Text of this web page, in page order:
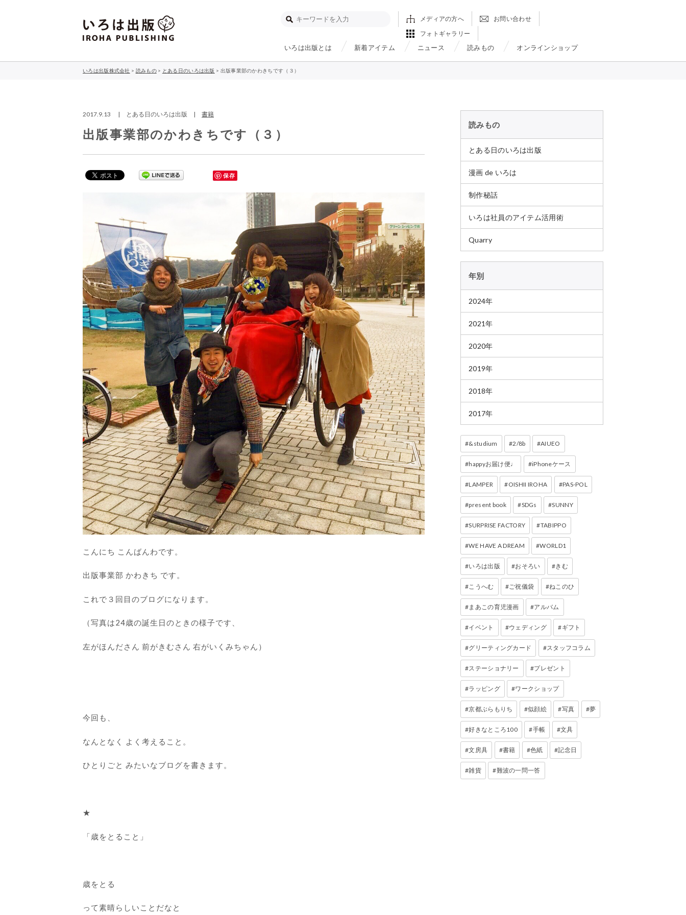
いろは出版とは 新着アイテム ニュース 読みもの オンラインショップ
メディアの方へ
お問い合わせ
フォトギャラリー
いろは出版株式会社 > 読みもの> とある日のいろは出版 > 出版事業部のかわきちです（３）
2017.9.13 | とある日のいろは出版 | 書籍
出版事業部のかわきちです（３）
保存
こんにち こんばんわです。
出版事業部 かわきち です。
これで３回目のブログになります。
（写真は24歳の誕生日のときの様子です、
左がほんださん 前がきむさん 右がいくみちゃん）
今回も、
なんとなく よく考えること。
ひとりごと みたいなブログを書きます。
★
「歳をとること」
歳をとる
って素晴らしいことだなと
読みもの
とある日のいろは出版
漫画 de いろは
制作秘話
いろは社員のアイテム活用術
Quarry
年別
2024年
2021年
2020年
2019年
2018年
2017年
&studium 2/8b AIUEO
happyお届け便♩ iPhoneケース
LAMPER OISHII IROHA PAS-POL
present book SDGs SUNNY
SURPRISE FACTORY TABIPPO
WE HAVE A DREAM WORLD1
いろは出版 おそろい きむ
こうへむ ご祝儀袋 ねこのひ
まあこの育児漫画 アルバム
イベント ウェディング ギフト
グリーティングカード スタッフコラム
ステーショナリー プレゼント
ラッピング ワークショップ
京都ぶらもりち 似顔絵 写真 夢
好きなところ100 手帳 文具
文房具 書籍 色紙 記念日
雑貨 難波の一問一答